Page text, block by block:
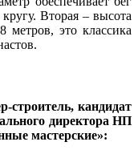
Вторая – высота
метров, это классика
кандидат
директора НП
мастерские»: